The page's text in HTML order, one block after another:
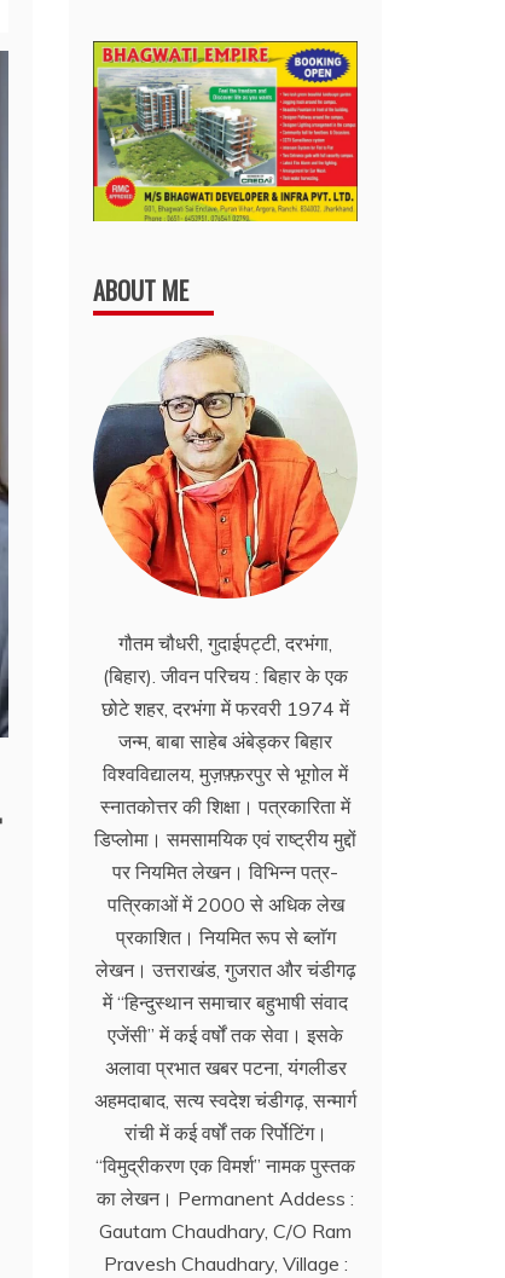
ABOUT ME
गौतम चौधरी, गुदाईपट्टी, दरभंगा,
(बिहार). जीवन परिचय : बिहार के एक
छोटे शहर, दरभंगा में फरवरी 1974 में
जन्म, बाबा साहेब अंबेड्कर बिहार
विश्वविद्यालय, मुज़फ़्फ़रपुर से भूगोल में
स्नातकोत्तर की शिक्षा। पत्रकारिता में
डिप्लोमा। समसामयिक एवं राष्ट्रीय मुद्दों
पर नियमित लेखन। विभिन्न पत्र-
पत्रिकाओं में 2000 से अधिक लेख
प्रकाशित। नियमित रूप से ब्लाॅग
लेखन। उत्तराखंड, गुजरात और चंडीगढ़
में ‘‘हिन्दुस्थान समाचार बहुभाषी संवाद
एजेंसी’’ में कई वर्षों तक सेवा। इसके
अलावा प्रभात खबर पटना, यंगलीडर
अहमदाबाद, सत्य स्वदेश चंडीगढ़, सन्मार्ग
रांची में कई वर्षों तक रिर्पोटिंग।
‘‘विमुद्रीकरण एक विमर्श’’ नामक पुस्तक
का लेखन। Permanent Addess :
Gautam Chaudhary, C/O Ram
Pravesh Chaudhary, Village :